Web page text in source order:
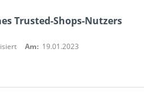
Trusted-Shops-Nutzers
Am: 19.01.2023